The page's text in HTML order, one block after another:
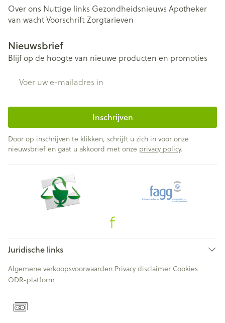
Over ons Nuttige links Gezondheidsnieuws Apotheker
van wachtVoorschriftZorgtarieven
Nieuwsbrief
Blijf op de hoogte van nieuwe producten en promoties
Inschrijven
Door op inschrijven te klikken, schrijft u zich in voor onze
nieuwsbrief en gaat u akkoord met onze privacy policy.
Juridische links
Algemene verkoopsvoorwaarden Privacy disclaimer Cookies
ODR-platform